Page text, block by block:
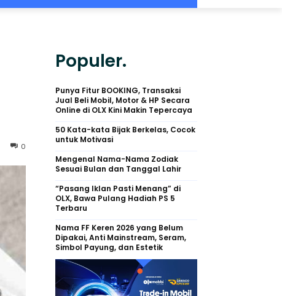
0
Populer.
Punya Fitur BOOKING, Transaksi
Jual Beli Mobil, Motor & HP Secara
Online di OLX Kini Makin Tepercaya
50 Kata-kata Bijak Berkelas, Cocok
untuk Motivasi
Mengenal Nama-Nama Zodiak
Sesuai Bulan dan Tanggal Lahir
“Pasang Iklan Pasti Menang” di
OLX, Bawa Pulang Hadiah PS 5
Terbaru
Nama FF Keren 2026 yang Belum
Dipakai, Anti Mainstream, Seram,
Simbol Payung, dan Estetik